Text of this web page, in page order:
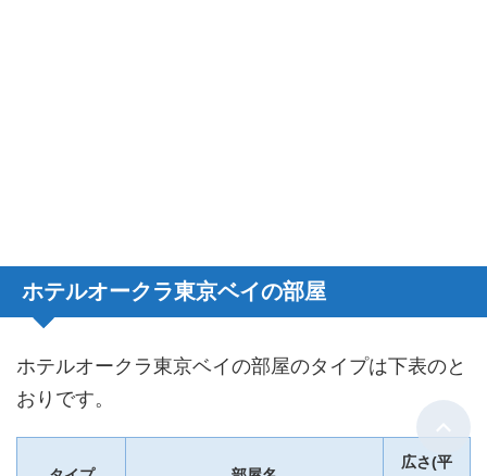
ホテルオークラ東京ベイの部屋
ホテルオークラ東京ベイの部屋のタイプは下表のと
おりです。
広さ(平